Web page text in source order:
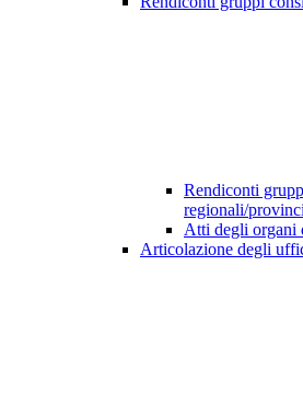
Rendiconti
regionali/
Atti degli organi
Articolazione degli